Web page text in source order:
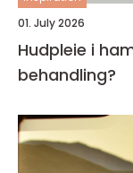
01. July 2026
Hudpleie i
behandling?